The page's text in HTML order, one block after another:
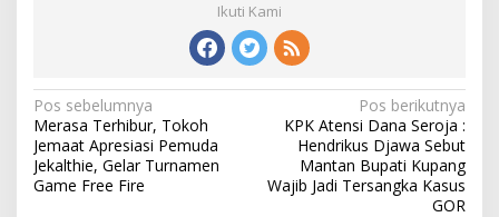
Ikuti Kami
N
a
v
i
Pos sebelumnya
Merasa Terhibur, Tokoh
Jemaat Apresiasi Pemuda
Jekalthie, Gelar Turnamen
Game Free Fire
Pos berikutnya
KPK Atensi Dana Seroja :
Hendrikus Djawa Sebut
Mantan Bupati Kupang
Wajib Jadi Tersangka Kasus
GOR